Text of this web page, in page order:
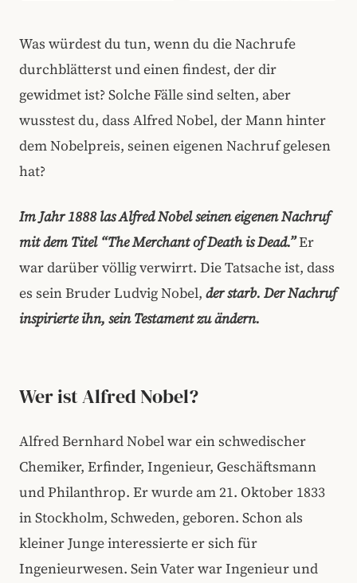
Was würdest du tun, wenn du die Nachrufe
durchblätterst und einen findest, der dir
gewidmet ist? Solche Fälle sind selten, aber
wusstest du, dass Alfred Nobel, der Mann hinter
dem Nobelpreis, seinen eigenen Nachruf gelesen
hat?
Im Jahr 1888 las Alfred Nobel seinen eigenen Nachruf
mit dem Titel “The Merchant of Death is Dead.”Er
war darüber völlig verwirrt. Die Tatsache ist, dass
es sein Bruder Ludvig Nobel, der starb. Der Nachruf
inspirierte ihn, sein Testament zu ändern.
Wer ist Alfred Nobel?
Alfred Bernhard Nobel war ein schwedischer
Chemiker, Erfinder, Ingenieur, Geschäftsmann
und Philanthrop. Er wurde am 21. Oktober 1833
in Stockholm, Schweden, geboren. Schon als
kleiner Junge interessierte er sich für
Ingenieurwesen. Sein Vater war Ingenieur und